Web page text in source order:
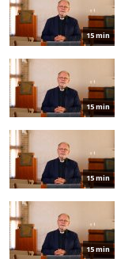
15 min
15 min
15 min
15 min